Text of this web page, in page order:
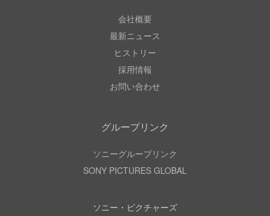
会社概要
最新ニュース
ヒストリー
採用情報
お問い合わせ
グループリンク
ソニーグループリンク
SONY PICTURES GLOBAL
ソニー・ピクチャーズ